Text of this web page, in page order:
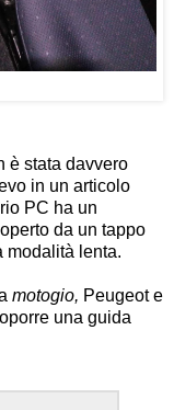
è stata davvero
in un articolo
PC ha un
da un tappo
modalità lenta.
motogio, Peugeot e
una guida